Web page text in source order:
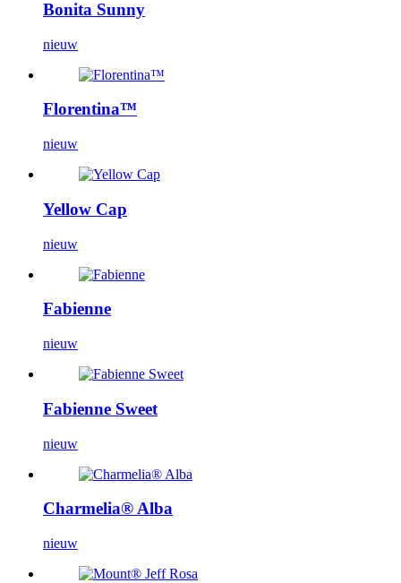
Bonita Sunny
nieuw
Florentina™
nieuw
Yellow Cap
nieuw
Fabienne
nieuw
Fabienne Sweet
nieuw
Charmelia® Alba
nieuw